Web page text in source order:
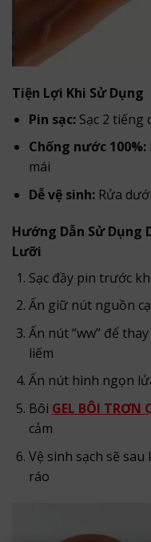
Tiện Lợi Khi Sử Dụng
Pin sạc:Sạc 2 tiếng
Chống nước 100%:
mái
Dễ vệ sinh:Rửa
Hướng Dẫn Sử Dụng
Lưỡi
Sạc đầy pin trước
Ấn giữ nút nguồn
Ấn nút “ww” để
liếm
Ấn nút hình ngọn
Bôi GEL BÔI TRƠN
cảm
Vệ sinh sạch sẽ
ráo